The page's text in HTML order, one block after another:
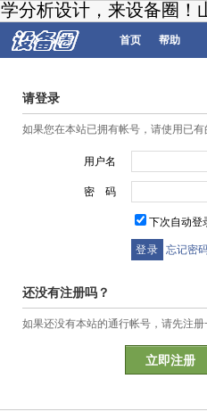
学分析设计，来设备圈！
首页 帮助
请登录
如果您在本站已拥有帐号，请使用已
用户名
密 码
下次自动登
忘记密
还没有注册吗？
如果还没有本站的通行帐号，请先注册
立即注册